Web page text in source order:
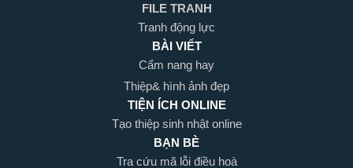
FILE TRANH
Tranh động lực
BÀI VIẾT
Cẩm nang hay
Thiệp& hình ảnh đẹp
TIỆN ÍCH ONLINE
Tạo thiệp sinh nhật online
BẠN BÈ
Tra cứu mã lỗi điều hoà